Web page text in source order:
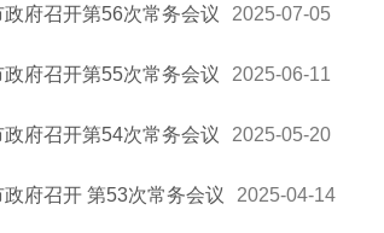
政府召开第56次常务会议 2025-07-05
政府召开第55次常务会议 2025-06-11
政府召开第54次常务会议 2025-05-20
政府召开 第53次常务会议 2025-04-14